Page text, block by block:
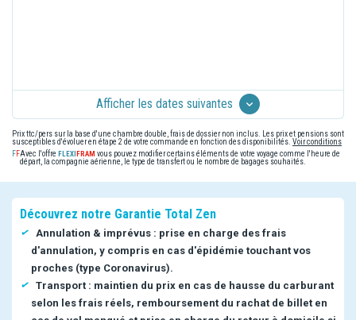
Afficher les dates suivantes
Prix ttc/pers sur la base d'une chambre double, frais de dossier non inclus. Les prix et pensions sont
susceptibles d'évoluer en étape 2 de votre commande en fonction des disponibilités. Voir conditions
Avec l'offre
vous pouvez modifier certains éléments de votre voyage comme l'heure de
départ, la compagnie aérienne, le type de transfert ou le nombre de bagages souhaités.
Découvrez notre Garantie Total Zen
Annulation & imprévus : prise en charge des frais
d'annulation, y compris en cas d'épidémie touchant vos
proches (type Coronavirus).
Transport : maintien du prix en cas de hausse du carburant
selon les frais réels, remboursement du rachat de billet en